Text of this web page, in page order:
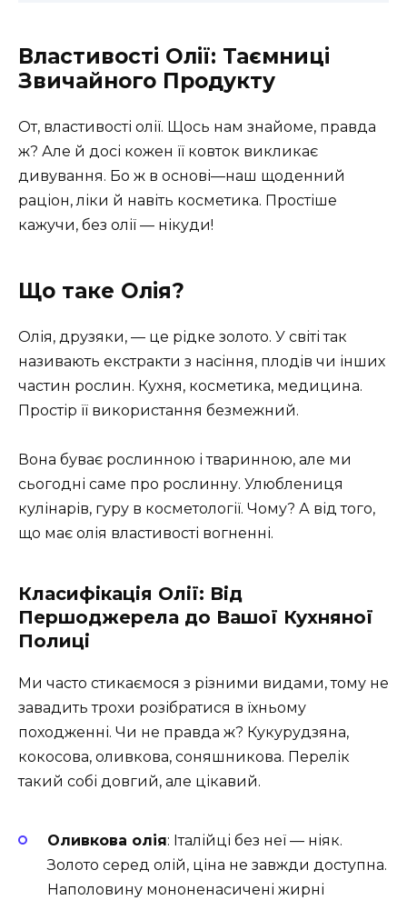
Властивості Олії: Таємниці
Звичайного Продукту
От, властивості олії. Щось нам знайоме, правда
ж? Але й досі кожен її ковток викликає
дивування. Бо ж в основі—наш щоденний
раціон, ліки й навіть косметика. Простіше
кажучи, без олії — нікуди!
Що таке Олія?
Олія, друзяки, — це рідке золото. У світі так
називають екстракти з насіння, плодів чи інших
частин рослин. Кухня, косметика, медицина.
Простір її використання безмежний.
Вона буває рослинною і тваринною, але ми
сьогодні саме про рослинну. Улюблениця
кулінарів, гуру в косметології. Чому? А від того,
що має олія властивості вогненні.
Класифікація Олії: Від
Першоджерела до Вашої Кухняної
Полиці
Ми часто стикаємося з різними видами, тому не
завадить трохи розібратися в їхньому
походженні. Чи не правда ж? Кукурудзяна,
кокосова, оливкова, соняшникова. Перелік
такий собі довгий, але цікавий.
Оливкова олія: Італійці без неї — ніяк.
Золото серед олій, ціна не завжди доступна.
Наполовину мононенасичені жирні